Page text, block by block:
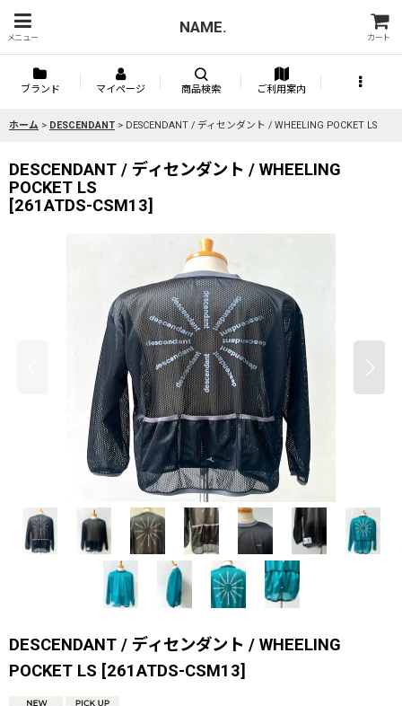
メニュー
NAME.
カート
ブランド マイページ 商品検索 ご利用案内
ホーム > DESCENDANT > DESCENDANT / ディセンダント / WHEELING POCKET LS
DESCENDANT / ディセンダント / WHEELING
POCKET LS
[261ATDS-CSM13]
DESCENDANT / ディセンダント / WHEELING
POCKET LS [261ATDS-CSM13]